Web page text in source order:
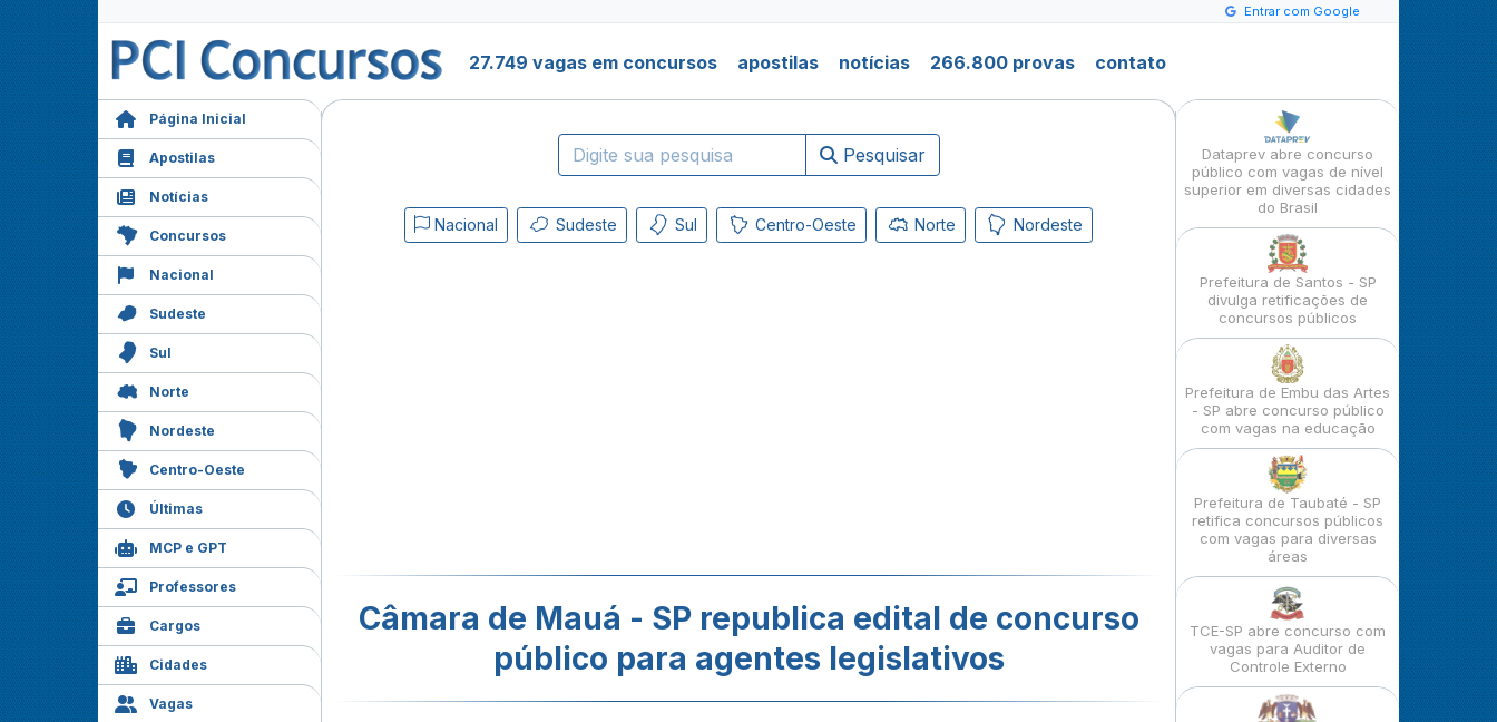
Entrar com Google
27.749 vagas em concursos apostilas notícias 266.800 provas contato
Página Inicial
Apostilas
Notícias
Concursos
Nacional
Sudeste
Sul
Norte
Nordeste
Centro-Oeste
Últimas
MCP e GPT
Professores
Cargos
Cidades
Vagas
Pesquisar
Nacional Sudeste Sul Centro-Oeste Norte Nordeste
Câmara de Mauá - SP republica edital de concurso
público para agentes legislativos
Dataprev abre concurso
público com vagas de nível
superior em diversas cidades
do Brasil
Prefeitura de Santos - SP
divulga retificações de
concursos públicos
Prefeitura de Embu das Artes
- SP abre concurso público
com vagas na educação
Prefeitura de Taubaté - SP
retifica concursos públicos
com vagas para diversas
áreas
TCE-SP abre concurso com
vagas para Auditor de
Controle Externo